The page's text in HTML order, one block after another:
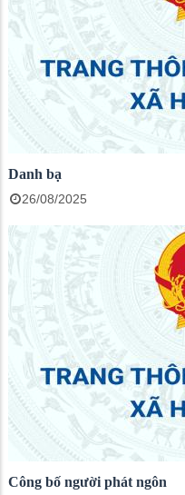
Danh bạ
26/08/2025
Công bố người phát ngôn